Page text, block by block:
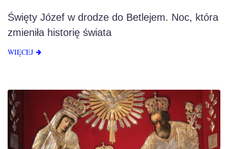
Święty Józef w drodze do Betlejem. Noc, która
zmieniła historię świata
WIĘCEJ